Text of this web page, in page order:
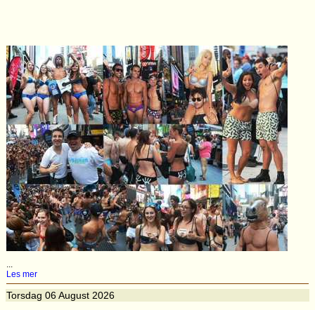
...
Les mer
Torsdag 06August 2026